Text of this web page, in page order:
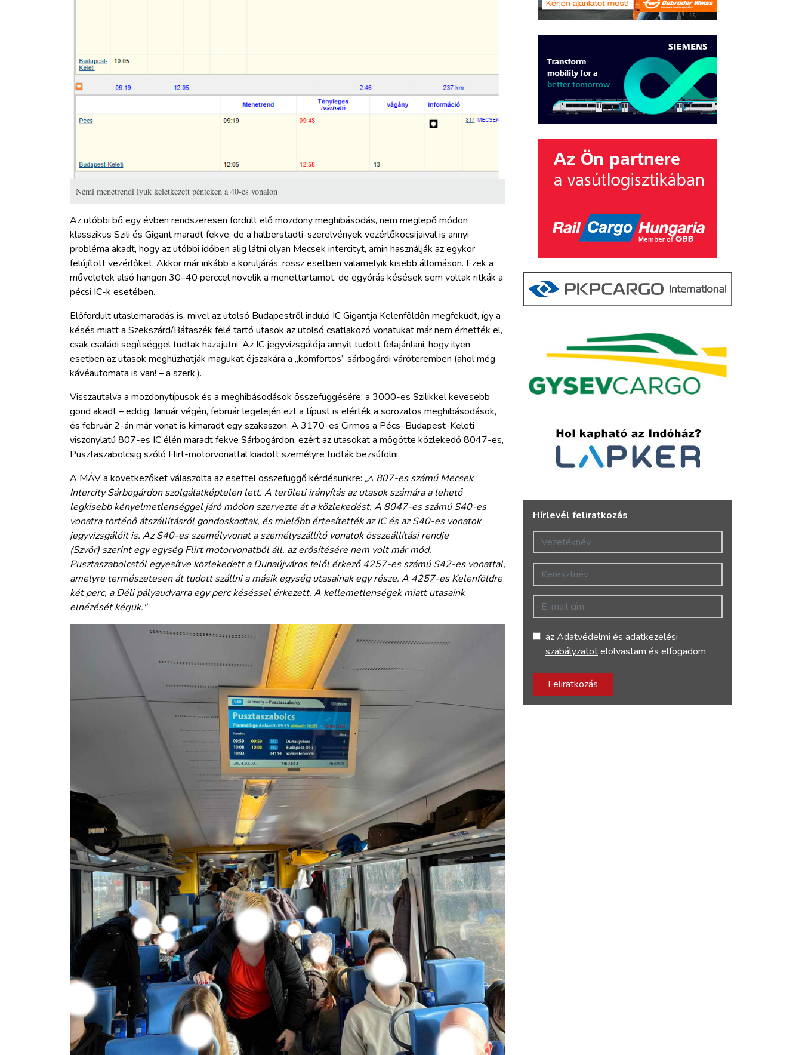
Némi menetrendi lyuk keletkezett pénteken a 40-es vonalon
Az utóbbi bő egy évben rendszeresen fordult elő mozdony meghibásodás, nem meglepő módon
klasszikus Szili és Gigant maradt fekve, de a halberstadti-szerelvények vezérlőkocsijaival is annyi
probléma akadt, hogy az utóbbi időben alig látni olyan Mecsek intercityt, amin használják az egykor
felújított vezérlőket. Akkor már inkább a körüljárás, rossz esetben valamelyik kisebb állomáson. Ezek a
műveletek alsó hangon 30–40 perccel növelik a menettartamot, de egyórás késések sem voltak ritkák a
pécsi IC-k esetében.
Előfordult utaslemaradás is, mivel az utolsó Budapestről induló IC Gigantja Kelenföldön megfeküdt, így a
késés miatt a Szekszárd/Bátaszék felé tartó utasok az utolsó csatlakozó vonatukat már nem érhették el,
csak családi segítséggel tudtak hazajutni. Az IC jegyvizsgálója annyit tudott felajánlani, hogy ilyen
esetben az utasok meghúzhatják magukat éjszakára a „komfortos” sárbogárdi váróteremben (ahol még
kávéautomata is van! – a szerk.).
Visszautalva a mozdonytípusok és a meghibásodások összefüggésére: a 3000-es Szilikkel kevesebb
gond akadt – eddig. Január végén, február legelején ezt a típust is elérték a sorozatos meghibásodások,
és február 2-án már vonat is kimaradt egy szakaszon. A 3170-es Cirmos a Pécs–Budapest-Keleti
viszonylatú 807-es IC élén maradt fekve Sárbogárdon, ezért az utasokat a mögötte közlekedő 8047-es,
Pusztaszabolcsig szóló Flirt-motorvonattal kiadott személyre tudták bezsúfolni.
A MÁV a következőket válaszolta az esettel összefüggő kérdésünkre: „A 807-es számú Mecsek
Intercity Sárbogárdon szolgálatképtelen lett. A területi irányítás az utasok számára a lehető
legkisebb kényelmetlenséggel járó módon szervezte át a közlekedést. A 8047-es számú S40-es
vonatra történő átszállításról gondoskodtak, és mielőbb értesítették az IC és az S40-es vonatok
jegyvizsgálóit is. Az S40-es személyvonat a személyszállító vonatok összeállítási rendje
(Szvör) szerint egy egység Flirt motorvonatból áll, az erősítésére nem volt már mód.
Pusztaszabolcstól egyesítve közlekedett a Dunaújváros felől érkező 4257-es számú S42-es vonattal,
amelyre természetesen át tudott szállni a másik egység utasainak egy része. A 4257-es Kelenföldre
két perc, a Déli pályaudvarra egy perc késéssel érkezett. A kellemetlenségek miatt utasaink
elnézését kérjük."
Hírlevél feliratkozás
Vezetéknév
Keresztnév
E-mail cím
azAdatvédelmi és adatkezelési
szabályzatotelolvastam és elfogadom
Feliratkozás